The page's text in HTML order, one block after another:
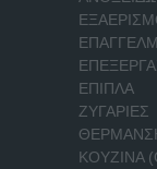
ΕΠΙΠΛΑ
ΖΥΓΑΡΙΕΣ
ΚΟΥΖΙΝΑ